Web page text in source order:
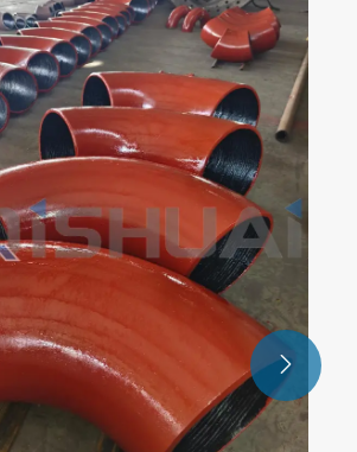
